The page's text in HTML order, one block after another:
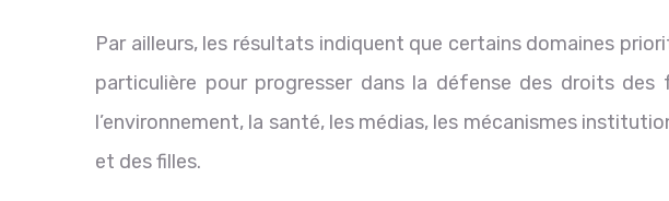
Par ailleurs, les résultats indiquent que certains domaines
particulière pour progresser dans la défense des droits des
l’environnement, la santé, les médias, les mécanismes
et des filles.